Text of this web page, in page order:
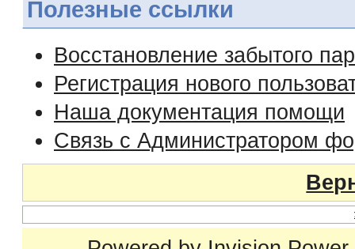
Полезные ссылки
Восстановление забытого
Регистрация нового
Наша документация помощи
Связь с Администратором